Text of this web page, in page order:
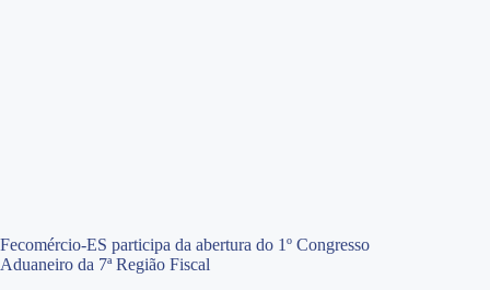
Fecomércio-ES participa da abertura do 1º Congresso
Aduaneiro da 7ª Região Fiscal